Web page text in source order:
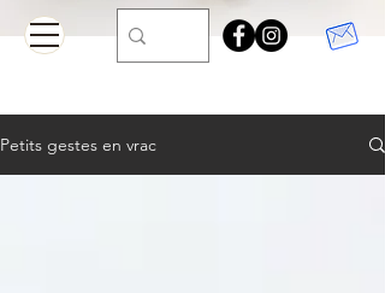
Petits gestes en vrac